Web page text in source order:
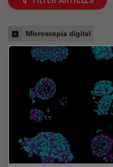
Microscopía digital